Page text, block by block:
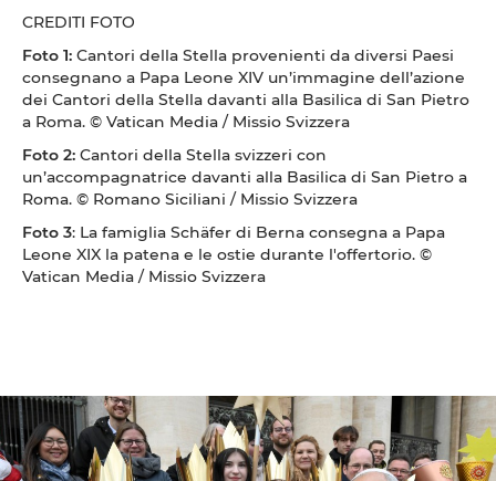
CREDITI FOTO
Foto 1: Cantori della Stella provenienti da diversi Paesi
consegnano a Papa Leone XIV un’immagine dell’azione
dei Cantori della Stella davanti alla Basilica di San Pietro
a Roma. © Vatican Media / Missio Svizzera
Foto 2: Cantori della Stella svizzeri con
un’accompagnatrice davanti alla Basilica di San Pietro a
Roma. © Romano Siciliani / Missio Svizzera
Foto 3: La famiglia Schäfer di Berna consegna a Papa
Leone XIX la patena e le ostie durante l'offertorio. ©
Vatican Media / Missio Svizzera